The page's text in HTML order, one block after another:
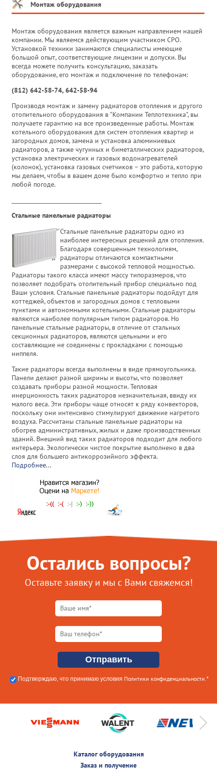
Монтаж оборудования
Монтаж оборудования является важным направлением нашей
компании. Мы являемся действующим участником СРО.
Установкой техники занимаются специалисты имеющие
большой опыт, соответствующие лицензии и допуски. Вы
всегда можете получить консультацию, заказать
оборудование, его монтаж и подключение по телефонам:
(812) 642-58-74, 642-58-94
Производя монтаж и замену радиаторов отопления и другого
отопительного оборудования в "Компании Теплотехника", вы
получаете гарантию на все произведенные работы. Монтаж
котельного оборудования для систем отопления квартир и
загородных домов, замена и установка алюминиевых
радиаторов, а также чугунных и биметаллических радиаторов,
установка электрических и газовых водонагревателей
(колонок), установка газовых счетчиков – это работа, которую
мы делаем, чтобы в вашем доме было комфортно и тепло при
любой погоде.
Стальные панельные радиаторы
Стальные панельные радиаторы одно из
наиболее интересных решений для отопления.
Благодаря совершенным технологиям,
радиаторы отличаются компактными
размерами с высокой тепловой мощностью.
Радиаторы такого класса имеют массу типоразмеров, что
позволяет подобрать отопительный прибор специально под
Ваши условия. Стальные панельные радиаторы подойдут для
коттеджей, объектов и загородных домов с тепловыми
пунктами и автономными котельными. Стальные радиаторы
являются наиболее популярным типом радиаторов. Но
панельные стальные радиаторы, в отличие от стальных
секционных радиаторов, являются цельными и его
составляющие не соединены с прокладками с помощью
ниппеля.
Такие радиаторы всегда выполнены в виде прямоугольника.
Панели делают разной ширины и высоты, что позволяет
создавать приборы разной мощности. Тепловая
инерционность таких радиаторов незначительная, ввиду их
малого веса. Эти приборы чаще относят к ряду конвекторов,
поскольку они интенсивно стимулируют движение нагретого
воздуха. Рассчитаны стальные панельные радиаторы на
обогрев административных, жилых и даже производственных
зданий. Внешний вид таких радиаторов подходит для любого
интерьера. Экологически чистое покрытие выполнено в два
слоя для большего антикоррозийного эффекта.
Подробнее...
Остались вопросы?
Оставьте заявку и мы с Вами свяжемся!
Подтверждаю, что принимаю условия Политики конфиденциальности.*
Каталог оборудования
Заказ и получение